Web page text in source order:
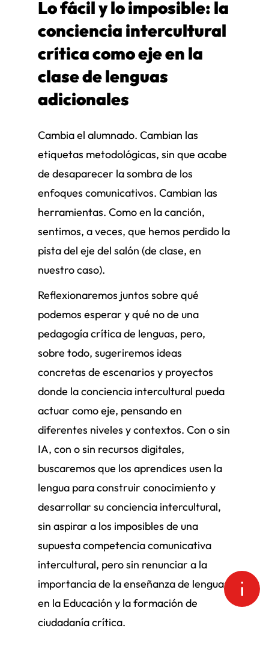
Lo fácil y lo imposible: la
conciencia intercultural
crítica como eje en la
clase de lenguas
adicionales
Cambia el alumnado. Cambian las
etiquetas metodológicas, sin que acabe
de desaparecer la sombra de los
enfoques comunicativos. Cambian las
herramientas. Como en la canción,
sentimos, a veces, que hemos perdido la
pista del eje del salón (de clase, en
nuestro caso).
Reflexionaremos juntos sobre qué
podemos esperar y qué no de una
pedagogía crítica de lenguas, pero,
sobre todo, sugeriremos ideas
concretas de escenarios y proyectos
donde la conciencia intercultural pueda
actuar como eje, pensando en
diferentes niveles y contextos. Con o sin
IA, con o sin recursos digitales,
buscaremos que los aprendices usen la
lengua para construir conocimiento y
desarrollar su conciencia intercultural,
sin aspirar a los imposibles de una
supuesta competencia comunicativa
intercultural, pero sin renunciar a la
importancia de la enseñanza de lenguas
en la Educación y la formación de
ciudadanía crítica.